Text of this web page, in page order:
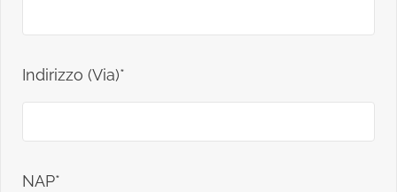
Indirizzo (Via)*
NAP*